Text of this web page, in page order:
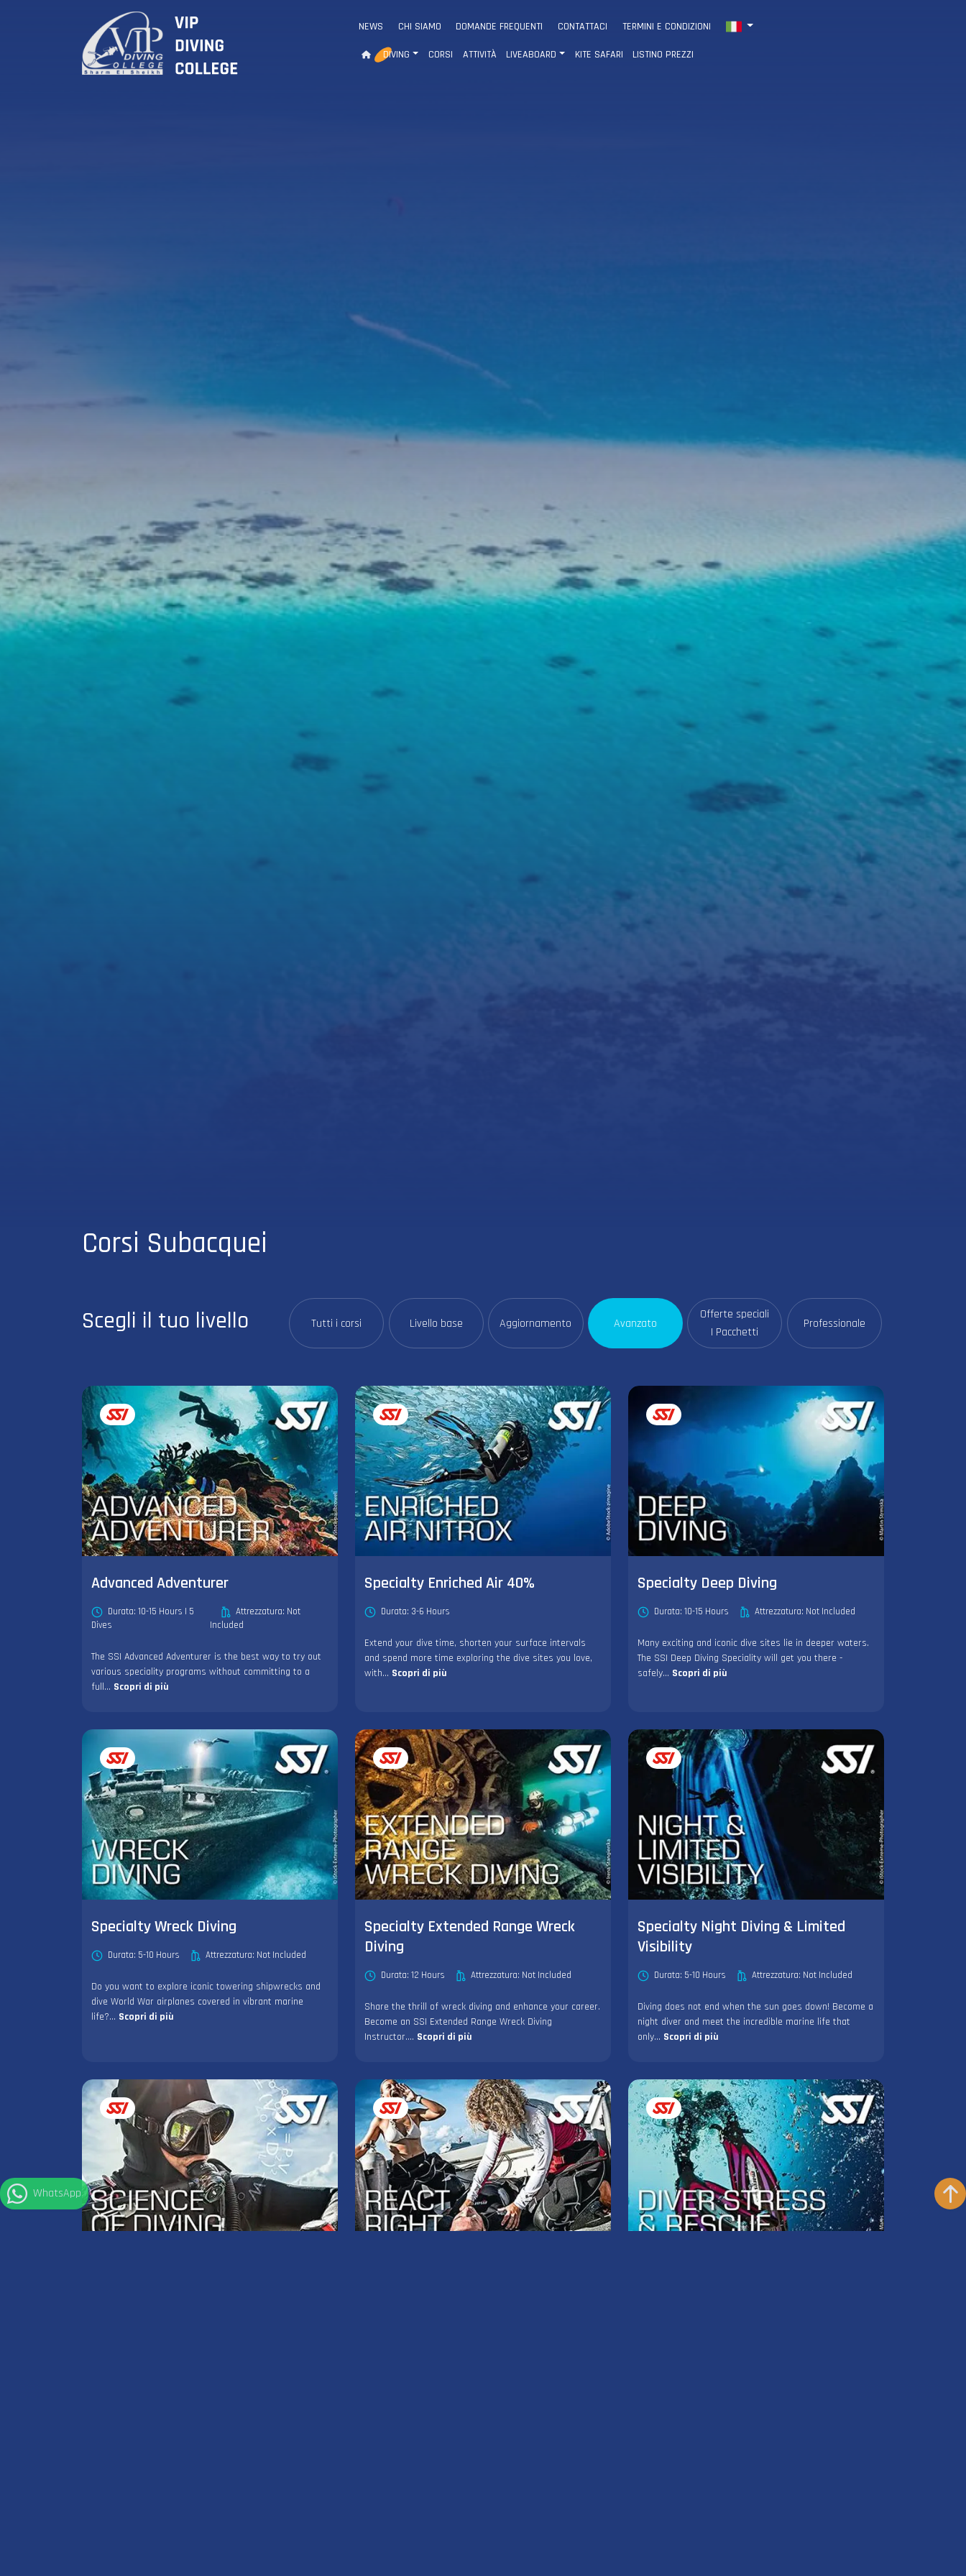
NEWS CHI SIAMO DOMANDE FREQUENTI CONTATTACI TERMINI E CONDIZIONI
DIVING CORSI ATTIVITÀ LIVEABOARD KITE SAFARI LISTINO PREZZI
Corsi Subacquei
Scegli il tuo livello Tutti i corsi Livello base Aggiornamento Avanzato
Offerte speciali
| Pacchetti
Professionale
Advanced Adventurer
Durata: 10-15 Hours | 5
Dives
Attrezzatura: Not
Included
The SSI Advanced Adventurer is the best way to try out
various speciality programs without committing to a
full... Scopri di più
Specialty Enriched Air 40%
Durata: 3-6 Hours
Extend your dive time, shorten your surface intervals
and spend more time exploring the dive sites you love,
with... Scopri di più
Specialty Deep Diving
Durata: 10-15 Hours Attrezzatura: Not Included
Many exciting and iconic dive sites lie in deeper waters.
The SSI Deep Diving Speciality will get you there -
safely... Scopri di più
Specialty Wreck Diving
Durata: 5-10 Hours Attrezzatura: Not Included
Do you want to explore iconic towering shipwrecks and
dive World War airplanes covered in vibrant marine
life?... Scopri di più
Specialty Extended Range Wreck
Diving
Durata: 12 Hours Attrezzatura: Not Included
Share the thrill of wreck diving and enhance your career.
Become an SSI Extended Range Wreck Diving
Instructor.... Scopri di più
Specialty Night Diving & Limited
Visibility
Durata: 5-10 Hours Attrezzatura: Not Included
Diving does not end when the sun goes down! Become a
night diver and meet the incredible marine life that
only... Scopri di più
WhatsApp